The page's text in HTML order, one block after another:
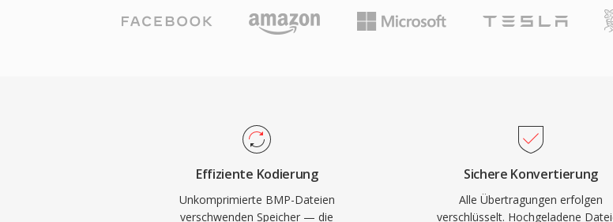
Effiziente Kodierung
Unkomprimierte BMP-Dateien
verschwenden Speicher — die
Sichere Konvertierung
Alle Übertragungen erfolgen
verschlüsselt. Hochgeladene